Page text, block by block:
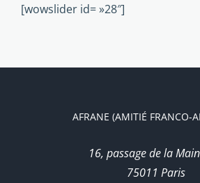
[wowslider id= »28″]
AFRANE (AMITIÉ FRANCO-
16, passage de la
75011 Paris